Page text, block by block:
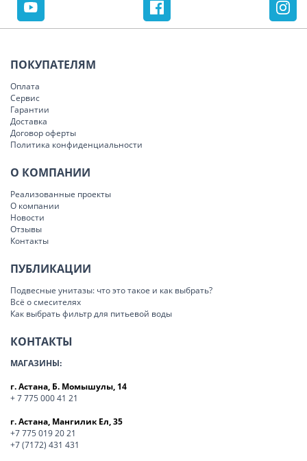
ПОКУПАТЕЛЯМ
Оплата
Сервис
Гарантии
Доставка
Договор оферты
Политика конфиденциальности
О КОМПАНИИ
Реализованные проекты
О компании
Новости
Отзывы
Контакты
ПУБЛИКАЦИИ
Подвесные унитазы: что это такое и как выбрать?
Всё о смесителях
Как выбрать фильтр для питьевой воды
КОНТАКТЫ
МАГАЗИНЫ:
г. Астана, Б. Момышулы, 14
+ 7 775 000 41 21
г. Астана, Мангилик Ел, 35
+7 775 019 20 21
+7 (7172) 431 431